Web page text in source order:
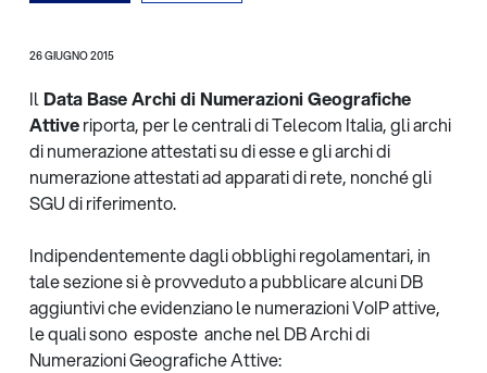
26 GIUGNO 2015
Il Data Base Archi di Numerazioni Geografiche
Attiveriporta, per le centrali diTelecom Italia, gli archi
di numerazione attestati su di esse e gli archi di
numerazione attestati adapparati di rete, nonché gli
SGU di riferimento.
Indipendentemente dagli obblighi regolamentari, in
tale sezione si è provveduto a pubblicare alcuni DB
aggiuntivi che evidenziano le numerazioni VoIP attive,
le quali sono esposte anche nel DB Archi di
Numerazioni Geografiche Attive: